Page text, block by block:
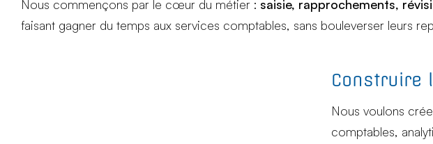
Nous commençons par le cœur du métier : saisie, rapprochements,
faisant gagner du temps aux services comptables, sans bouleverser leurs
Construire
Nous voulons
comptables,